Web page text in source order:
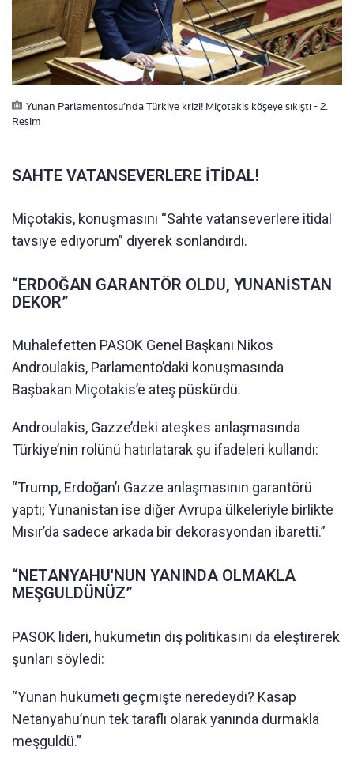
Yunan Parlamentosu’nda Türkiye krizi! Miçotakis köşeye sıkıştı - 2.
Resim
SAHTE VATANSEVERLERE İTİDAL!
Miçotakis, konuşmasını “Sahte vatanseverlere itidal
tavsiye ediyorum” diyerek sonlandırdı.
“ERDOĞAN GARANTÖR OLDU, YUNANİSTAN
DEKOR”
Muhalefetten PASOK Genel Başkanı Nikos
Androulakis, Parlamento’daki konuşmasında
Başbakan Miçotakis’e ateş püskürdü.
Androulakis, Gazze’deki ateşkes anlaşmasında
Türkiye’nin rolünü hatırlatarak şu ifadeleri kullandı:
“Trump, Erdoğan’ı Gazze anlaşmasının garantörü
yaptı; Yunanistan ise diğer Avrupa ülkeleriyle birlikte
Mısır’da sadece arkada bir dekorasyondan ibaretti.”
“NETANYAHU'NUN YANINDA OLMAKLA
MEŞGULDÜNÜZ”
PASOK lideri, hükümetin dış politikasını da eleştirerek
şunları söyledi:
“Yunan hükümeti geçmişte neredeydi? Kasap
Netanyahu’nun tek taraflı olarak yanında durmakla
meşguldü.”